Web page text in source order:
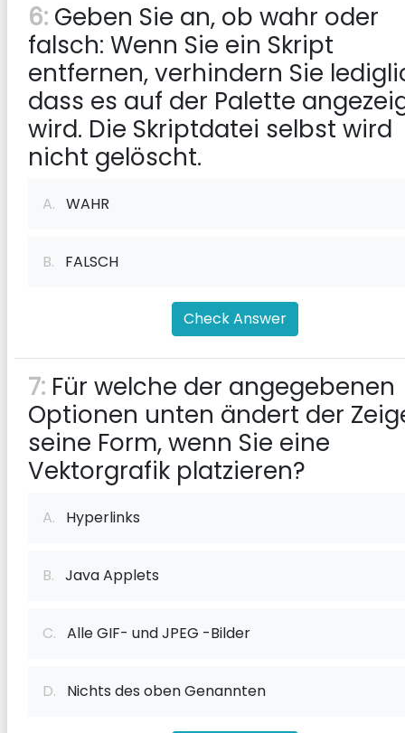
6: Geben Sie an, ob wahr oder
falsch: Wenn Sie ein Skript
entfernen, verhindern Sie
dass es auf der Palette
wird. Die Skriptdatei selbst wird
nicht gelöscht.
A. WAHR
B. FALSCH
Check Answer
7: Für welche der angegebenen
Optionen unten ändert der
seine Form, wenn Sie eine
Vektorgrafik platzieren?
A. Hyperlinks
B. Java Applets
C. Alle GIF- und JPEG -Bilder
D. Nichts des oben Genannten